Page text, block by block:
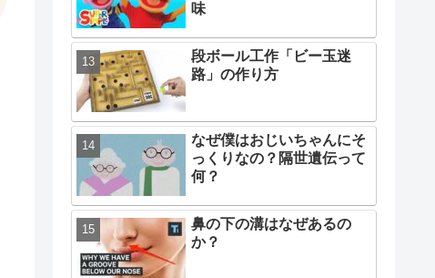
味
段ボール工作「ビー玉迷
路」の作り方
なぜ僕はおじいちゃんにそ
っくりなの？隔世遺伝って
何？
鼻の下の溝はなぜあるの
か？